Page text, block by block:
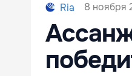
Ria 8 ноября